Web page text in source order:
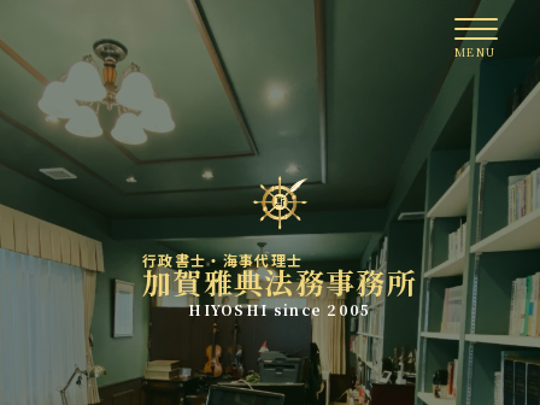
行政書士・海事代理士
加賀雅典法務事務所
HIYOSHI since 2005